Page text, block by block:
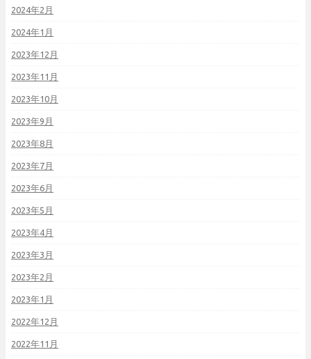
2024年2月
2024年1月
2023年12月
2023年11月
2023年10月
2023年9月
2023年8月
2023年7月
2023年6月
2023年5月
2023年4月
2023年3月
2023年2月
2023年1月
2022年12月
2022年11月